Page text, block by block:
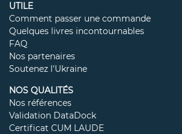
UTILE
Comment passer une commande
Quelques livres incontournables
FAQ
Nos partenaires
Soutenez l'Ukraine
NOS QUALITÉS
Nos références
Validation DataDock
Certificat CUM LAUDE